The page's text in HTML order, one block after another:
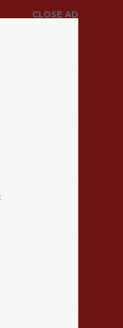
CLOSE AD